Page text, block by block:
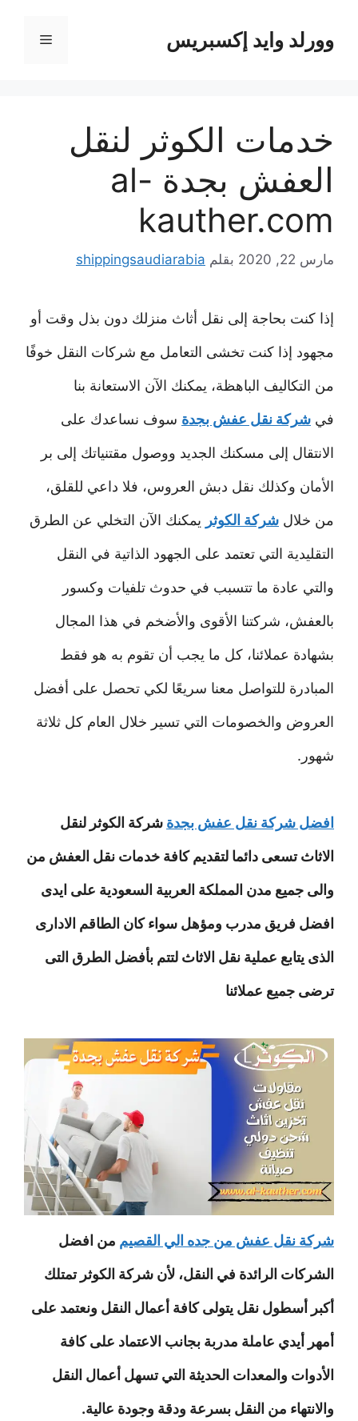
المحتوىوورلد وايد إكسبريس القائمة
خدمات الكوثر لنقل
العفش بجدة al-
kauther.com
مارس 22, 2020 بقلم shippingsaudiarabia
إذا كنت بحاجة إلى نقل أثاث منزلك دون بذل وقت أو
مجهود إذا كنت تخشى التعامل مع شركات النقل خوفًا
من التكاليف الباهظة، يمكنك الآن الاستعانة بنا
في شركة نقل عفش بجدة سوف نساعدك على
الانتقال إلى مسكنك الجديد ووصول مقتنياتك إلى بر
الأمان وكذلك نقل دبش العروس، فلا داعي للقلق،
من خلال شركة الكوثر يمكنك الآن التخلي عن الطرق
التقليدية التي تعتمد على الجهود الذاتية في النقل
والتي عادة ما تتسبب في حدوث تلفيات وكسور
بالعفش، شركتنا الأقوى والأضخم في هذا المجال
بشهادة عملائنا، كل ما يجب أن تقوم به هو فقط
المبادرة للتواصل معنا سريعًا لكي تحصل على أفضل
العروض والخصومات التي تسير خلال العام كل ثلاثة
شهور.
افضل شركة نقل عفش بجدة شركة الكوثر لنقل
الاثاث تسعى دائما لتقديم كافة خدمات نقل العفش من
والى جميع مدن المملكة العربية السعودية على ايدى
افضل فريق مدرب ومؤهل سواء كان الطاقم الادارى
الذى يتابع عملية نقل الاثاث لتتم بأفضل الطرق التى
ترضى جميع عملائنا
شركة نقل عفش من جده الي القصيم من افضل
الشركات الرائدة في النقل، لأن شركة الكوثر تمتلك
أكبر أسطول نقل يتولى كافة أعمال النقل ونعتمد على
أمهر أيدي عاملة مدربة بجانب الاعتماد على كافة
الأدوات والمعدات الحديثة التي تسهل أعمال النقل
والانتهاء من النقل بسرعة ودقة وجودة عالية.